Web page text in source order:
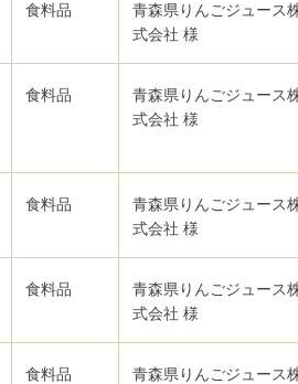
食料品
青森県りんごジュース
式会社 様
食料品
青森県りんごジュース
式会社 様
食料品
青森県りんごジュース
式会社 様
食料品
青森県りんごジュース
式会社 様
食料品
青森県りんごジュース